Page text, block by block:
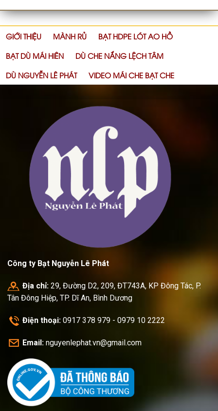
GIỚI THIỆU MÀNH RỦ
BẠT HDPE LÓT AO HỒ
BẠT DÙ MÁI HIÊN
DÙ CHE NẮNG LỆCH TÂM
DÙ NGUYỄN LÊ PHÁT
VIDEO MÁI CHE BẠT CHE
Công ty Bạt Nguyễn Lê Phát
Địa chỉ: 29, Đường D2, 209, ĐT743A, KP Đông Tác, P.
Tân Đông Hiệp, TP. Dĩ An, Bình Dương
Điện thoại: 0917 378 979 - 0979 10 2222
Email: nguyenlephat.vn@gmail.com